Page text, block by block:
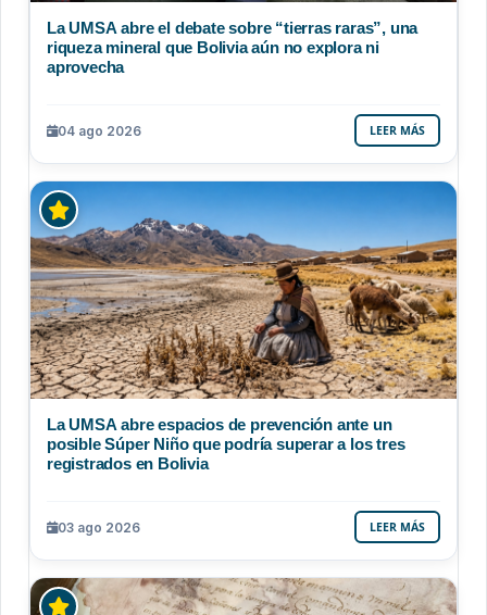
La UMSA abre el debate sobre “tierras raras”, una
riqueza mineral que Bolivia aún no explora ni
aprovecha
04 ago 2026 LEER MÁS
La UMSA abre espacios de prevención ante un
posible Súper Niño que podría superar a los tres
registrados en Bolivia
03 ago 2026 LEER MÁS